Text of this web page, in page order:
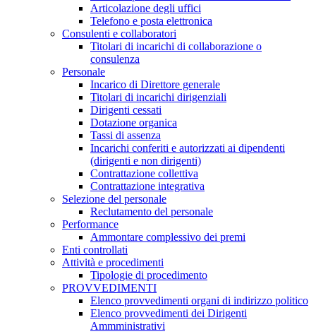
Articolazione degli uffici
Telefono e posta elettronica
Consulenti e collaboratori
Titolari di incarichi di collaborazione o
consulenza
Personale
Incarico di Direttore generale
Titolari di incarichi dirigenziali
Dirigenti cessati
Dotazione organica
Tassi di assenza
Incarichi conferiti e autorizzati ai dipendenti
(dirigenti e non dirigenti)
Contrattazione collettiva
Contrattazione integrativa
Selezione del personale
Reclutamento del personale
Performance
Ammontare complessivo dei premi
Enti controllati
Attività e procedimenti
Tipologie di procedimento
PROVVEDIMENTI
Elenco provvedimenti organi di indirizzo politico
Elenco provvedimenti dei Dirigenti
Ammministrativi